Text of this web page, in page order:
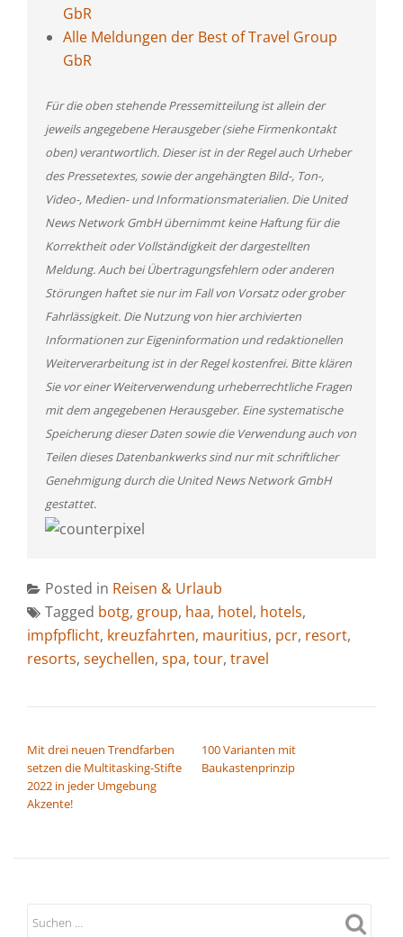
GbR
Alle Meldungen der Best of Travel Group
GbR
Für die oben stehende Pressemitteilung ist allein der
jeweils angegebene Herausgeber (siehe Firmenkontakt
oben) verantwortlich. Dieser ist in der Regel auch Urheber
des Pressetextes, sowie der angehängten Bild-, Ton-,
Video-, Medien- und Informationsmaterialien. Die United
News Network GmbH übernimmt keine Haftung für die
Korrektheit oder Vollständigkeit der dargestellten
Meldung. Auch bei Übertragungsfehlern oder anderen
Störungen haftet sie nur im Fall von Vorsatz oder grober
Fahrlässigkeit. Die Nutzung von hier archivierten
Informationen zur Eigeninformation und redaktionellen
Weiterverarbeitung ist in der Regel kostenfrei. Bitte klären
Sie vor einer Weiterverwendung urheberrechtliche Fragen
mit dem angegebenen Herausgeber. Eine systematische
Speicherung dieser Daten sowie die Verwendung auch von
Teilen dieses Datenbankwerks sind nur mit schriftlicher
Genehmigung durch die United News Network GmbH
gestattet.
Posted in Reisen & Urlaub
Tagged botg, group, haa, hotel, hotels,
impfpflicht, kreuzfahrten, mauritius, pcr, resort,
resorts, seychellen, spa, tour, travel
Mit drei neuen Trendfarben
setzen die Multitasking-Stifte
2022 in jeder Umgebung
Akzente!
100 Varianten mit
Baukastenprinzip